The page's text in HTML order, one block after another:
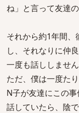
ね」と言って友達
それから約1年間
し、それなりに仲
一度も話ししません
ただ、僕は一度た
N子が友達にこの事
話していたら、陰